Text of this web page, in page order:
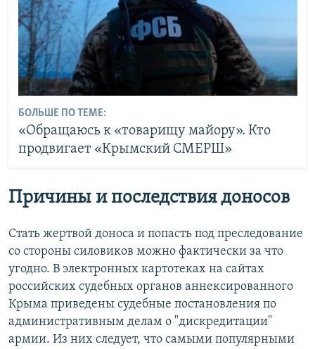
БОЛЬШЕ ПО ТЕМЕ:
«Обращаюсь к «товарищу майору». Кто
продвигает «Крымский СМЕРШ»
Причины и последствия доносов
Стать жертвой доноса и попасть под преследование
со стороны силовиков можно фактически за что
угодно. В электронных картотеках на сайтах
российских судебных органов аннексированного
Крыма приведены судебные постановления по
административным делам о "дискредитации"
армии. Из них следует, что самыми популярными